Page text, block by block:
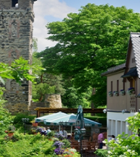
RESTAURANT